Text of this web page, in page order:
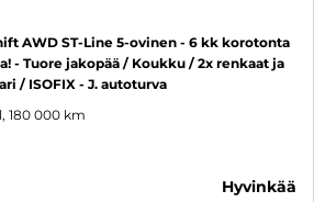
AWD ST-Line 5-ovinen - 6 kk korotonta
- Tuore jakopää / Koukku / 2x renkaat ja
/ ISOFIX - J. autoturva
180 000 km
hyvinkää